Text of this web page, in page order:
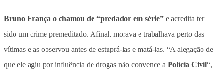
Bruno França o chamou de “predador em série” e acredita ter
sido um crime premeditado. Afinal, morava e trabalhava perto das
vítimas e as observou antes de estuprá-las e matá-las. “A alegação de
que ele agiu por influência de drogas não convence a Polícia Civil“,